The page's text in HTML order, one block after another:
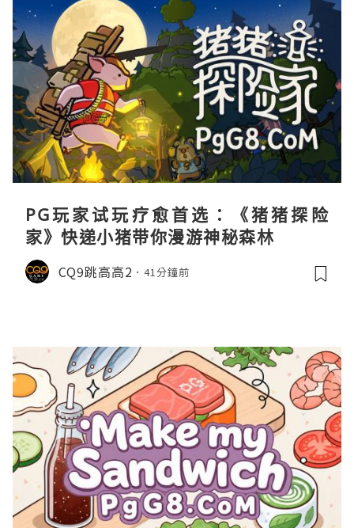
PG玩家试玩疗愈首选：《猪猪探险
家》快递小猪带你漫游神秘森林
CQ9跳高高2 41分鐘前